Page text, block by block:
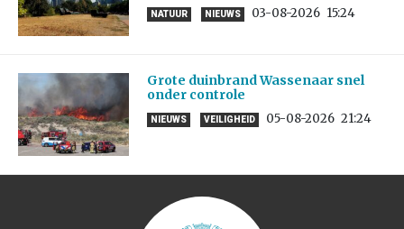
NATUUR NIEUWS 03-08-2026 15:24
Grote duinbrand Wassenaar snel
onder controle
NIEUWS VEILIGHEID 05-08-2026 21:24